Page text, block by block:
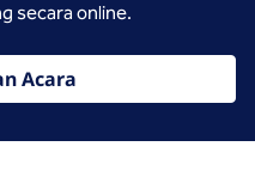
secara online.
Acara